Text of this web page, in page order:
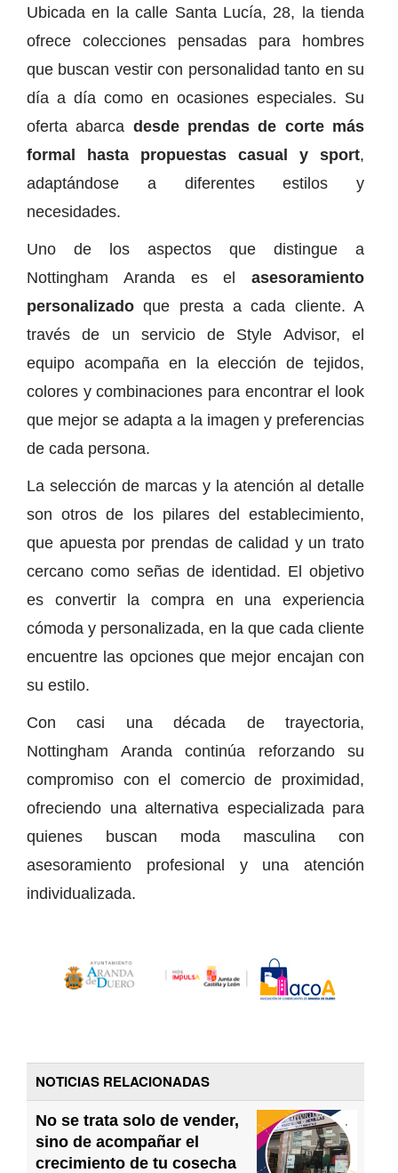
Ubicada en la calle Santa Lucía, 28, la tienda
ofrece colecciones pensadas para hombres
que buscan vestir con personalidad tanto en su
día a día como en ocasiones especiales. Su
oferta abarca desde prendas de corte más
formal hasta propuestas casual y sport,
adaptándose a diferentes estilos y
necesidades.
Uno de los aspectos que distingue a
Nottingham Aranda es el asesoramiento
personalizado que presta a cada cliente. A
través de un servicio de Style Advisor, el
equipo acompaña en la elección de tejidos,
colores y combinaciones para encontrar el look
que mejor se adapta a la imagen y preferencias
de cada persona.
La selección de marcas y la atención al detalle
son otros de los pilares del establecimiento,
que apuesta por prendas de calidad y un trato
cercano como señas de identidad. El objetivo
es convertir la compra en una experiencia
cómoda y personalizada, en la que cada cliente
encuentre las opciones que mejor encajan con
su estilo.
Con casi una década de trayectoria,
Nottingham Aranda continúa reforzando su
compromiso con el comercio de proximidad,
ofreciendo una alternativa especializada para
quienes buscan moda masculina con
asesoramiento profesional y una atención
individualizada.
NOTICIAS RELACIONADAS
No se trata solo de vender,
sino de acompañar el
crecimiento de tu cosecha